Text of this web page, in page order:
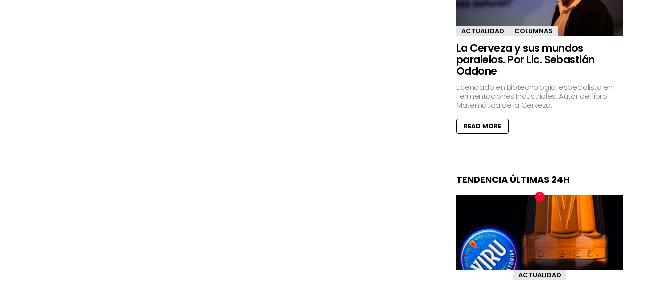
ACTUALIDAD COLUMNAS
La Cerveza y sus mundos
paralelos. Por Lic. Sebastián
Oddone
Licenciado en Biotecnología, especialista en
Fermentaciones Industriales. Autor del libro
Matemática de la Cerveza.
READ MORE
TENDENCIA ÚLTIMAS 24H
ACTUALIDAD